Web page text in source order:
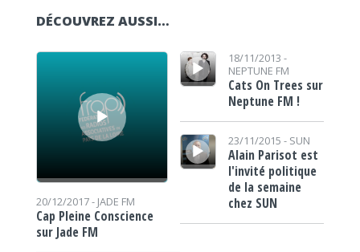
DÉCOUVREZ AUSSI…
Lecteur audio
20/12/2017 - JADE FM
Cap Pleine Conscience
sur Jade FM
Lecteur audio18/11/2013 -
NEPTUNE FM
Cats On Trees sur
Neptune FM !
Lecteur audio
23/11/2015 - SUN
Alain Parisot est
l'invité politique
de la semaine
chez SUN